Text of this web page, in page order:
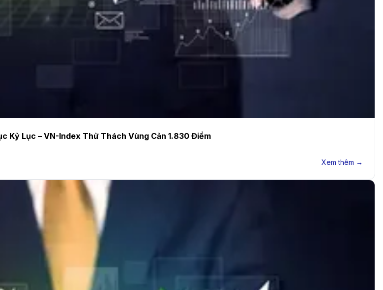
Kỷ Lục – VN-Index Thử Thách Vùng Cản 1.830 Điểm
Xem thêm →